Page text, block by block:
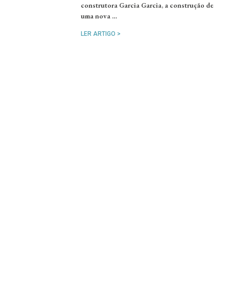
construtora Garcia Garcia, a construção de
uma nova …
LER ARTIGO >